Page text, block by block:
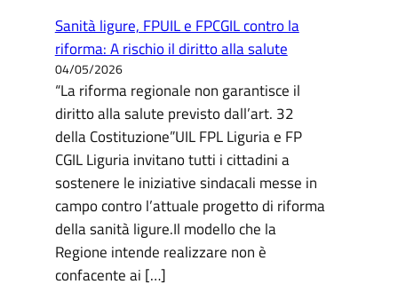
Sanità ligure, FPUIL e FPCGIL contro la
riforma: A rischio il diritto alla salute
04/05/2026
“La riforma regionale non garantisce il
diritto alla salute previsto dall’art. 32
della Costituzione”UIL FPL Liguria e FP
CGIL Liguria invitano tutti i cittadini a
sostenere le iniziative sindacali messe in
campo contro l’attuale progetto di riforma
della sanità ligure.Il modello che la
Regione intende realizzare non è
confacente ai […]